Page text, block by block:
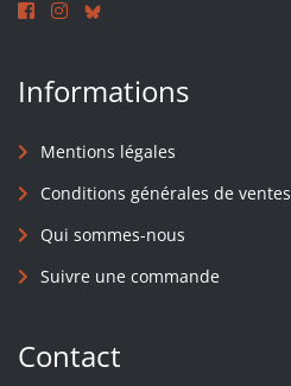
Informations
Mentions légales
Conditions générales de ventes
Qui sommes-nous
Suivre une commande
Contact